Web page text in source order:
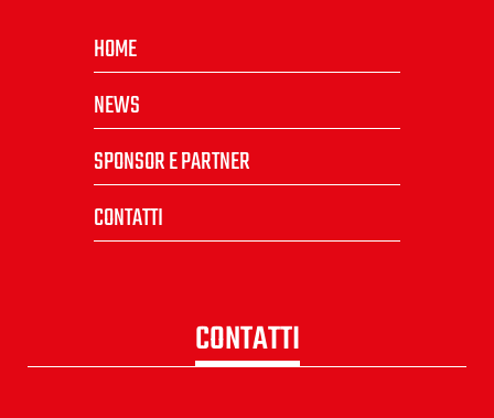
HOME
NEWS
SPONSOR E PARTNER
CONTATTI
CONTATTI